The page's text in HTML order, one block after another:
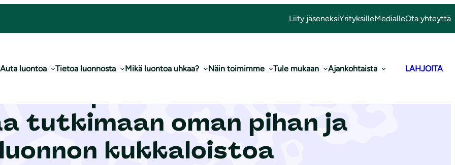
Liity jäseneksiYrityksilleMedialleOta yhteyttä
Auta luontoa Tietoa luonnosta Mikä luontoa uhkaa? Näin toimimme Tule mukaan Ajankohtaista LAHJOITA
tutkimaan oman pihan ja lähiluonnon kukkaloistoa
tutkimaan oman pihan ja
kukkaloistoa